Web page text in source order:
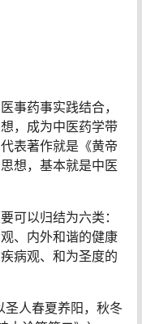
事药事实践结合，
，成为中医药学带
表著作就是《黄帝
想，基本就是中医
可以归结为六类：
、内外和谐的健康
病观、和为圣度的
圣人春夏养阳，秋冬